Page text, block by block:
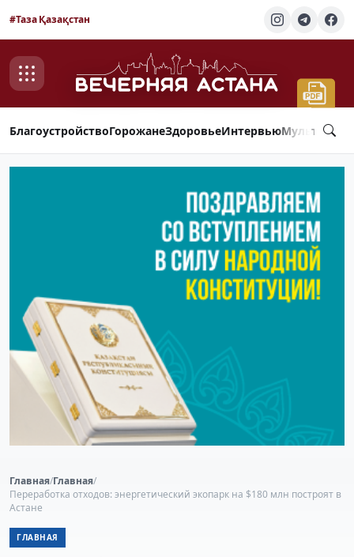
#Таза Қазақстан
БлагоустройствоГорожанеЗдоровьеИнтервью
Главная/Главная/
Переработка отходов: энергетический экопарк на $180 млн построят в
Астане
ГЛАВНАЯ